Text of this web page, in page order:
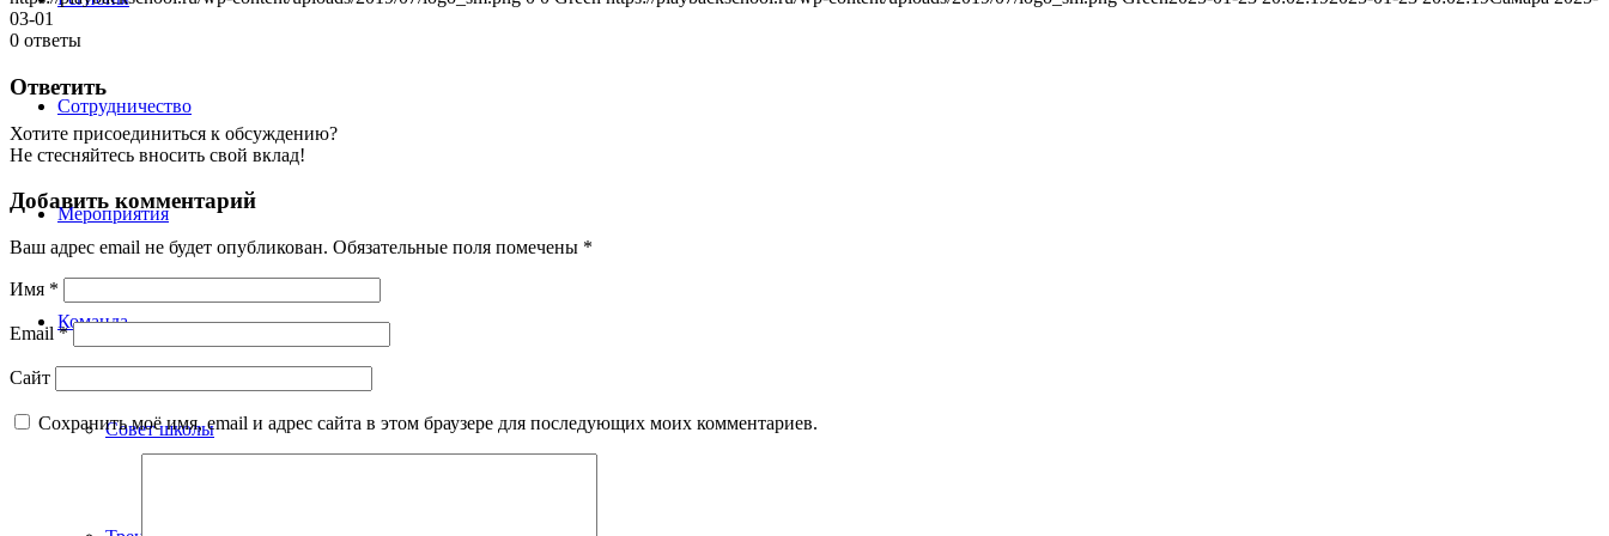
Сотрудничество
Мероприятия
Команда
Совет школы
03-01
0 ответы
Ответить
Хотите присоединиться к обсуждению?
Не стесняйтесь вносить свой вклад!
Добавить комментарий
Ваш адрес email не будет опубликован. Обязательные поля помечены *
Имя *
Email*
Сайт
Сохранить моё имя, email и адрес сайта в этом браузере для последующих моих комментариев.